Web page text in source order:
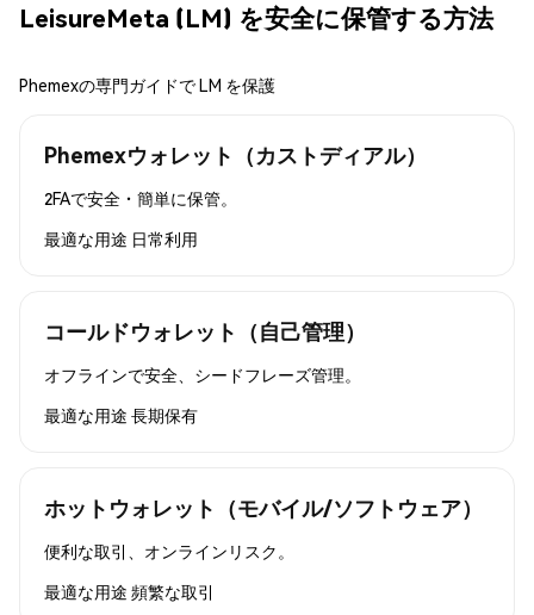
LeisureMeta (LM) を安全に保管する方法
Phemexの専門ガイドで LM を保護
Phemexウォレット（カストディアル）
2FAで安全・簡単に保管。
最適な用途 日常利用
コールドウォレット（自己管理）
オフラインで安全、シードフレーズ管理。
最適な用途 長期保有
ホットウォレット（モバイル/ソフトウェア）
便利な取引、オンラインリスク。
最適な用途 頻繁な取引